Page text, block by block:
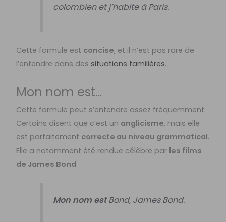
colombien et j’habite à Paris.
Cette formule est concise, et il n’est pas rare de
l’entendre dans des situations familières.
Mon nom est…
Cette formule peut s’entendre assez fréquemment.
Certains disent que c’est un anglicisme, mais elle
est parfaitement correcte au niveau grammatical.
Elle a notamment été rendue célèbre par les films
de James Bond:
Mon nom estBond, James Bond.